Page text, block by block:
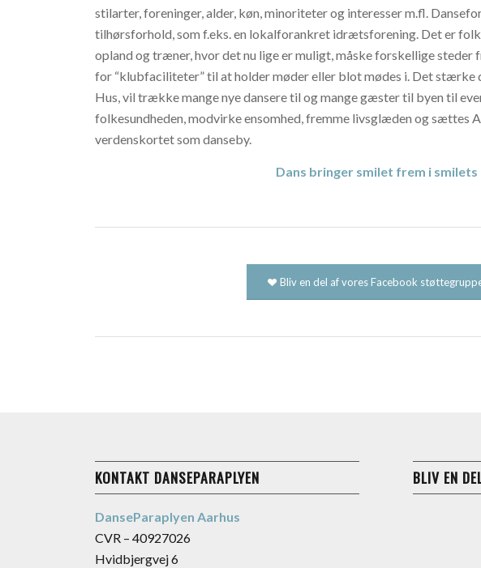
stilarter, foreninger, alder, køn, minoriteter og interesser m.fl.
tilhørsforhold, som f.eks. en lokalforankret idrætsforening. Det er
opland og træner, hvor det nu lige er muligt, måske forskellige steder
for “klubfaciliteter” til at holder møder eller blot mødes i. Det stærke
Hus, vil trække mange nye dansere til og mange gæster til byen til
folkesundheden, modvirke ensomhed, fremme livsglæden og sættes
verdenskortet som danseby.
Dans bringer smilet frem i smilets
Bliv en del af vores Facebook
KONTAKT DANSEPARAPLYEN
DanseParaplyen Aarhus
CVR – 40927026
Hvidbjergvej 6
BLIV EN